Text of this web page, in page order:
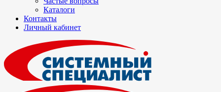
Каталоги
Контакты
Личный кабинет